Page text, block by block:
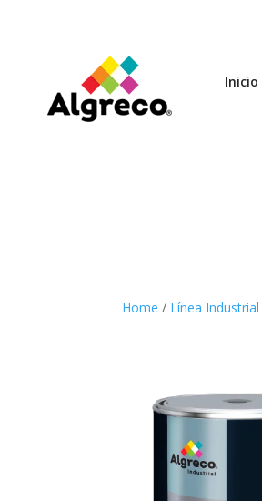
Inicio
Home / Línea Industrial